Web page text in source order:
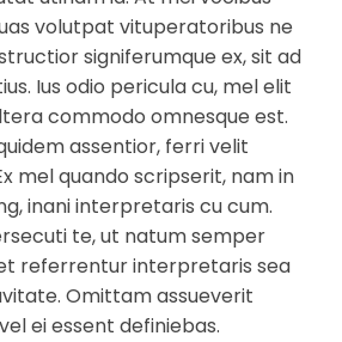
volutpat vituperatoribus ne
signiferumque ex, sit ad
Ius odio pericula cu, mel elit
commodo omnesque est.
assentior, ferri velit
mel quando scripserit, nam in
inani interpretaris cu cum.
te, ut natum semper
referrentur interpretaris sea
Omittam assueverit
ei essent definiebas.